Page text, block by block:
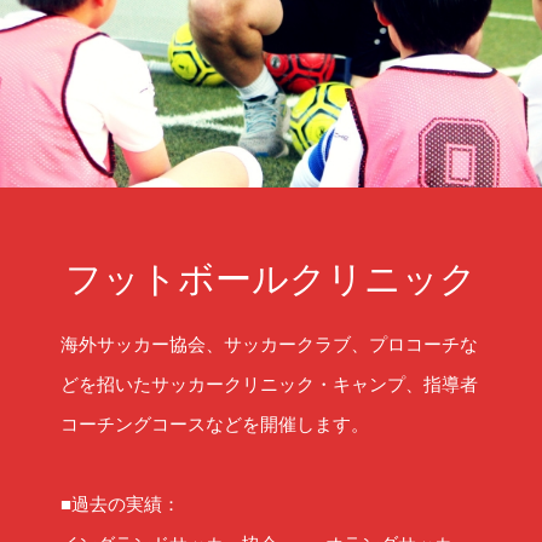
フットボールクリニック
海外サッカー協会、サッカークラブ、プロコーチな
どを招いたサッカークリニック・キャンプ、指導者
コーチングコースなどを開催します。
■過去の実績：